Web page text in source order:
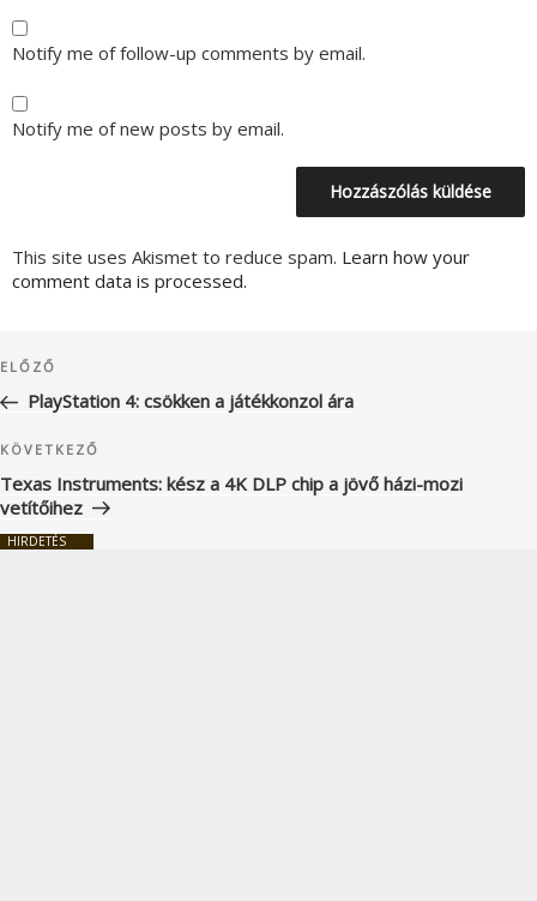
Notify me of follow-up comments by email.
Notify me of new posts by email.
This site uses Akismet to reduce spam. Learn how your
comment data is processed.
navigáció
Korábbi
bejegyzés
ELŐZŐ
PlayStation 4: csökken a játékkonzol ára
Következő
bejegyzés
KÖVETKEZŐ
Texas Instruments: kész a 4K DLP chip a jövő házi-mozi
vetítőihez
HIRDETÉS